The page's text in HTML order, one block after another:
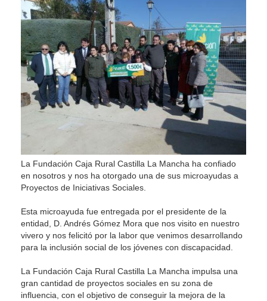
La Fundación Caja Rural Castilla La Mancha ha confiado
en nosotros y nos ha otorgado una de sus microayudas a
Proyectos de Iniciativas Sociales.
Esta microayuda fue entregada por el presidente de la
entidad, D. Andrés Gómez Mora que nos visito en nuestro
vivero y nos felicitó por la labor que venimos desarrollando
para la inclusión social de los jóvenes con discapacidad.
La Fundación Caja Rural Castilla La Mancha impulsa una
gran cantidad de proyectos sociales en su zona de
influencia, con el objetivo de conseguir la mejora de la